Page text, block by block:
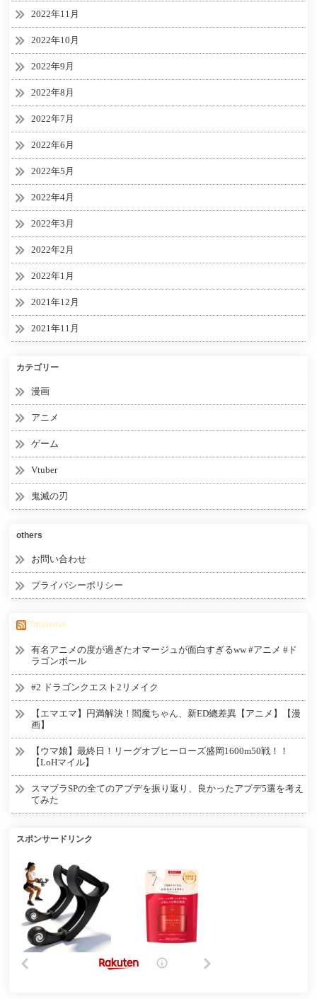
2022年11月
2022年10月
2022年9月
2022年8月
2022年7月
2022年6月
2022年5月
2022年4月
2022年3月
2022年2月
2022年1月
2021年12月
2021年11月
カテゴリー
漫画
アニメ
ゲーム
Vtuber
鬼滅の刃
others
お問い合わせ
プライバシーポリシー
Tmatome
有名アニメの度が過ぎたオマージュが面白すぎるww #アニメ #ド
ラゴンボール
#2 ドラゴンクエスト2リメイク
【エマエマ】円満解決！閻魔ちゃん、新ED總差異【アニメ】【漫
画】
【ウマ娘】最終日！リーグオブヒーローズ盛岡1600m50戦！！
【LoHマイル】
スマブラSPの全てのアプデを振り返り、良かったアプデ5選を考え
てみた
スポンサードリンク